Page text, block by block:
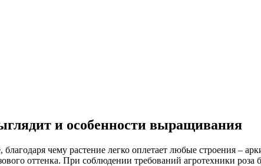
и особенности выращивания
благодаря чему растение легко оплетает любые строения –
оттенка. При соблюдении требований агротехники роза